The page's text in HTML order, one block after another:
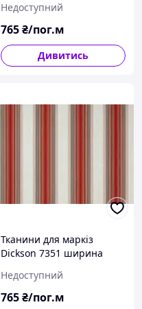
Недоступний
765₴/пог.м
Дивитись
Тканини для маркіз
Dickson 7351 ширина
червоний/білий.
Недоступний
765₴/пог.м